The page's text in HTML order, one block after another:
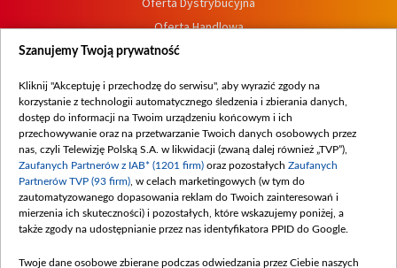
Oferta Handlowa
Dostępność
Procedura zgłoszeń wewnętrznych
Szanujemy Twoją prywatność
Kliknij "Akceptuję i przechodzę do serwisu", aby wyrazić zgody na
korzystanie z technologii automatycznego śledzenia i zbierania danych,
dostęp do informacji na Twoim urządzeniu końcowym i ich
przechowywanie oraz na przetwarzanie Twoich danych osobowych przez
nas, czyli Telewizję Polską S.A. w likwidacji (zwaną dalej również „TVP”),
Zaufanych Partnerów z IAB* (1201 firm) oraz pozostałych Zaufanych
Partnerów TVP (93 firm) , w celach marketingowych (w tym do
zautomatyzowanego dopasowania reklam do Twoich zainteresowań i
mierzenia ich skuteczności) i pozostałych, które wskazujemy poniżej, a
także zgody na udostępnianie przez nas identyfikatora PPID do Google.
Twoje dane osobowe zbierane podczas odwiedzania przez Ciebie naszych